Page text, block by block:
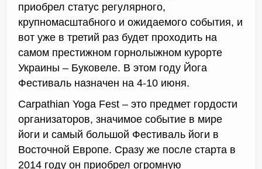
Контакты
приобрел статус регулярного,
крупномасштабного и ожидаемого события, и
вот уже в третий раз будет проходить на
самом престижном горнолыжном курорте
Украины – Буковеле. В этом году Йога
Фестиваль назначен на 4-10 июня.
Carpathian Yoga Fest – это предмет гордости
организаторов, значимое событие в мире
йоги и самый большой Фестиваль йоги в
Восточной Европе. Сразу же после старта в
2014 году он приобрел огромную